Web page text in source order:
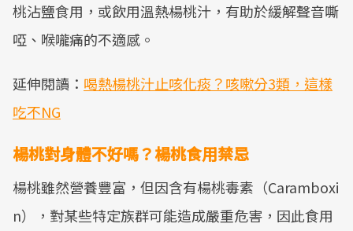
桃沾鹽食用，或飲用溫熱楊桃汁，有助於緩解聲音嘶
啞、喉嚨痛的不適感。
延伸閱讀： 喝熱楊桃汁止咳化痰？咳嗽分3類，這樣
吃不NG
楊桃對身體不好嗎？楊桃食用禁忌
楊桃雖然營養豐富，但因含有楊桃毒素（Caramboxi
n），對某些特定族群可能造成嚴重危害，因此食用